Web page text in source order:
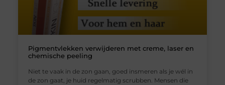
Pigmentvlekken verwijderen met creme, laser en
chemische peeling
Niet te vaak in de zon gaan, goed insmeren als je wél in
de zon gaat, je huid regelmatig scrubben. Mensen die